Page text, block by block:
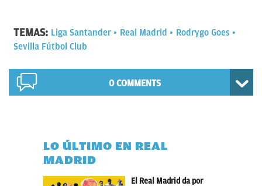
TEMAS: Liga Santander Real Madrid
Rodrygo Goes
Sevilla Fútbol Club
0 COMMENTS
LO ÚLTIMO EN REAL
MADRID
El Real Madrid da por